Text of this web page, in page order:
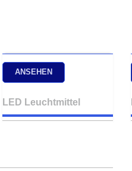
ANSEHEN
LED Leuchtmittel